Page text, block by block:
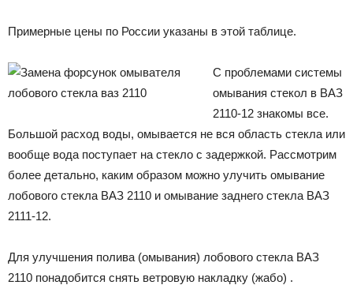
Примерные цены по России указаны в этой таблице.
С проблемами системы
омывания стекол в ВАЗ
2110-12 знакомы все.
Большой расход воды, омывается не вся область стекла или
вообще вода поступает на стекло с задержкой. Рассмотрим
более детально, каким образом можно улучить омывание
лобового стекла ВАЗ 2110 и омывание заднего стекла ВАЗ
2111-12.
Для улучшения полива (омывания) лобового стекла ВАЗ
2110 понадобится снять ветровую накладку (жабо) .